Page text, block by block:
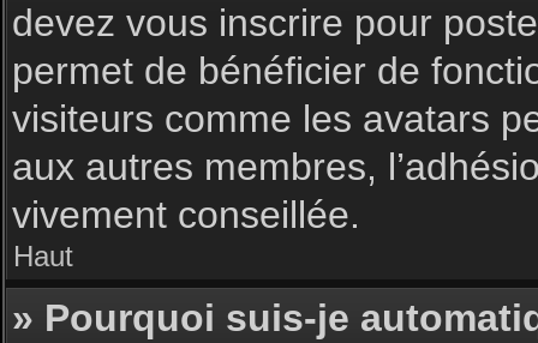
devez vous inscrire pour
permet de bénéficier de
visiteurs comme les avatars
aux autres membres,
vivement conseillée.
Haut
» Pourquoi suis-je